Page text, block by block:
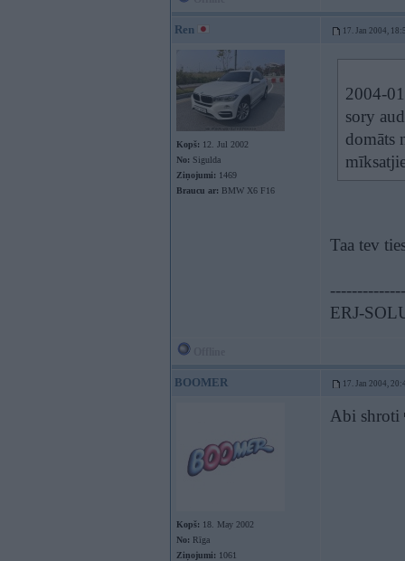
Ren 17. Jan 2004,
Kopš: 12. Jul 2002
No: Sigulda
Ziņojumi: 1469
Braucu ar: BMW X6 F16
2004-
sory
domāts
Taa tev
ERJ-
BOOMER 17. Jan 2004,
Kopš: 18. May 2002
No: Rīga
Ziņojumi: 1061
Abi shroti